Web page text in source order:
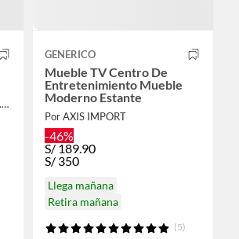
Por GPM VARIOUS SERVICES S.A.C.
GENERICO
Mueble TV Centro De
Entretenimiento Mueble
Moderno Estante
Por AXIS IMPORT
-46%
S/189.90
S/ 350
Llega mañana
Retira mañana
(5)